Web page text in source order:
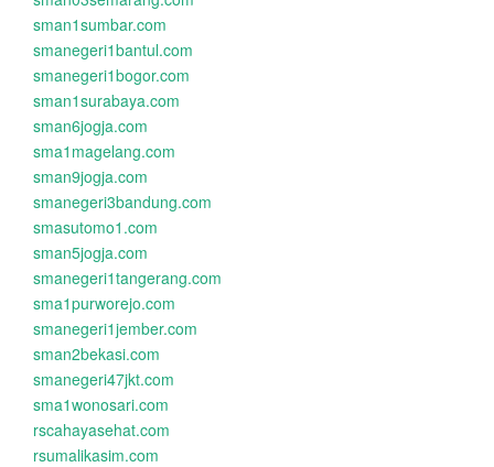
sman1sumbar.com
smanegeri1bantul.com
smanegeri1bogor.com
sman1surabaya.com
sman6jogja.com
sma1magelang.com
sman9jogja.com
smanegeri3bandung.com
smasutomo1.com
sman5jogja.com
smanegeri1tangerang.com
sma1purworejo.com
smanegeri1jember.com
sman2bekasi.com
smanegeri47jkt.com
sma1wonosari.com
rscahayasehat.com
rsumalikasim.com